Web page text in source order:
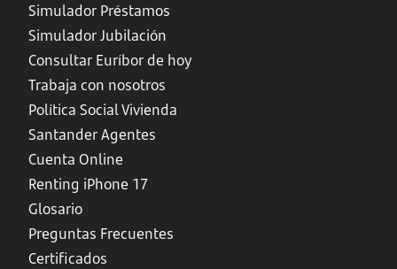
Simulador Préstamos
Simulador Jubilación
Consultar Euríbor de hoy
Trabaja con nosotros
Política Social Vivienda
Santander Agentes
Cuenta Online
Renting iPhone 17
Glosario
Preguntas Frecuentes
Certificados